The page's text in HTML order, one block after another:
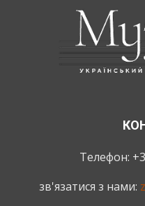
Телефон:
зв'язатися з нами: